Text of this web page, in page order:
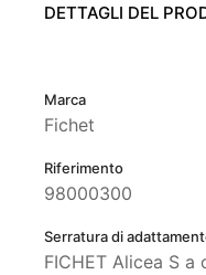
DETTAGLI DEL
Marca
Fichet
Riferimento
98000300
Serratura di
FICHET Alicea S